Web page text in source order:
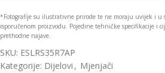
*Fotografije su ilustrativne prirode te ne moraju uvijek i u
isporučenom proizvodu. Pojedine tehničke specifikacije i
prethodne najave.
SKU: ESLRS35R7AP
Kategorije: Dijelovi , Mjenjači